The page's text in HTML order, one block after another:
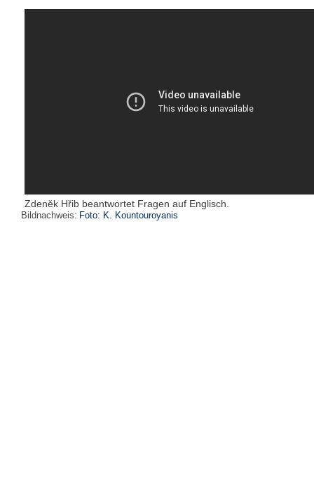
Zdeněk Hřib beantwortet Fragen auf Englisch.
Bildnachweis: Foto: K. Kountouroyanis